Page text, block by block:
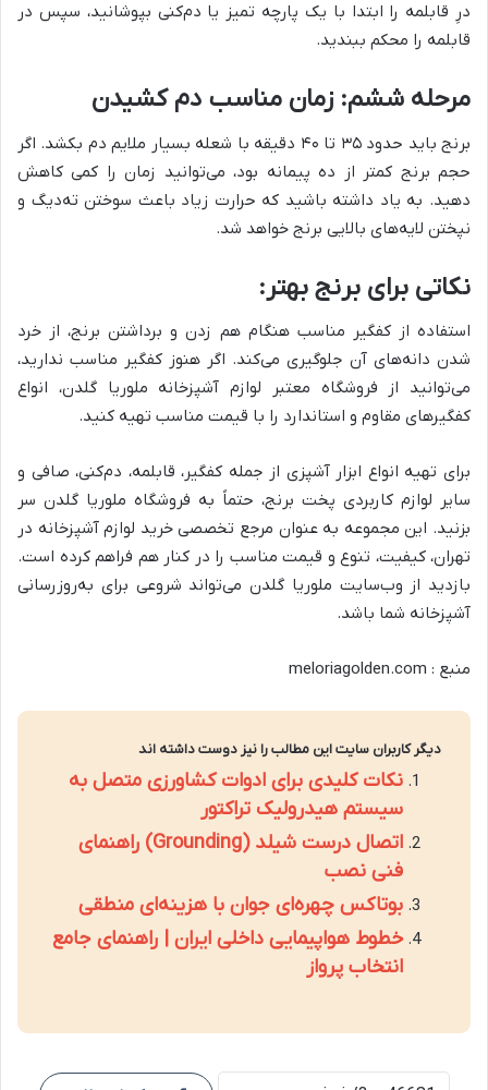
درِ قابلمه را ابتدا با یک پارچه تمیز یا دم‌کنی بپوشانید، سپس در
قابلمه را محکم ببندید.
مرحله ششم: زمان مناسب دم کشیدن
برنج باید حدود ۳۵ تا ۴۰ دقیقه با شعله بسیار ملایم دم بکشد. اگر
حجم برنج کمتر از ده پیمانه بود، می‌توانید زمان را کمی کاهش
دهید. به یاد داشته باشید که حرارت زیاد باعث سوختن ته‌دیگ و
نپختن لایه‌های بالایی برنج خواهد شد.
نکاتی برای برنج بهتر:
استفاده از کفگیر مناسب هنگام هم زدن و برداشتن برنج، از خرد
شدن دانه‌های آن جلوگیری می‌کند. اگر هنوز کفگیر مناسب ندارید،
می‌توانید از فروشگاه معتبر لوازم آشپزخانه ملوریا گلدن، انواع
کفگیرهای مقاوم و استاندارد را با قیمت مناسب تهیه کنید.
برای تهیه انواع ابزار آشپزی از جمله کفگیر، قابلمه، دم‌کنی، صافی و
سایر لوازم کاربردی پخت برنج، حتماً به فروشگاه ملوریا گلدن سر
بزنید. این مجموعه به عنوان مرجع تخصصی خرید لوازم آشپزخانه در
تهران، کیفیت، تنوع و قیمت مناسب را در کنار هم فراهم کرده است.
بازدید از وب‌سایت ملوریا گلدن می‌تواند شروعی برای به‌روزرسانی
آشپزخانه شما باشد.
منبع : meloriagolden.com
دیگر کاربران سایت این مطالب را نیز دوست داشته اند
نکات کلیدی برای ادوات کشاورزی متصل به
سیستم هیدرولیک تراکتور
اتصال درست شیلد (Grounding) راهنمای
فنی نصب
بوتاکس چهره‌ای جوان با هزینه‌ای منطقی
خطوط هواپیمایی داخلی ایران | راهنمای جامع
انتخاب پرواز